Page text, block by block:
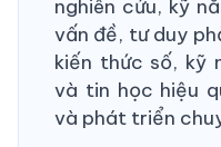
nghiên cứu, kỹ
vấn đề, tư duy
kiến thức số, kỹ
và tin học hiệu
và phát triển